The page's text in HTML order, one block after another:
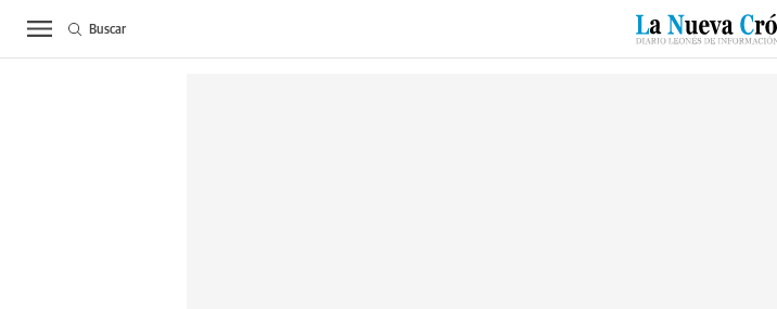
ACTUALIDAD BIERZO SUCESOS CULTURAS
Buscar